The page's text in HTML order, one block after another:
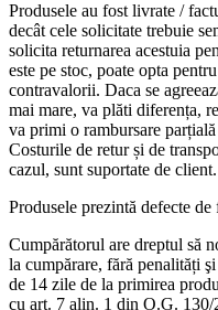
Produsele au fost livrate /
decât cele solicitate trebuie
solicita returnarea acestuia
este pe stoc, poate opta
contravalorii. Daca se
mai mare, va plăti diferența,
va primi o rambursare
Costurile de retur și de
cazul, sunt suportate de client.
Produsele prezintă defecte de
Cumpărătorul are dreptul să
la cumpărare, fără penalități
de 14 zile de la primirea
cu art. 7 alin. 1 din O.G. 130/